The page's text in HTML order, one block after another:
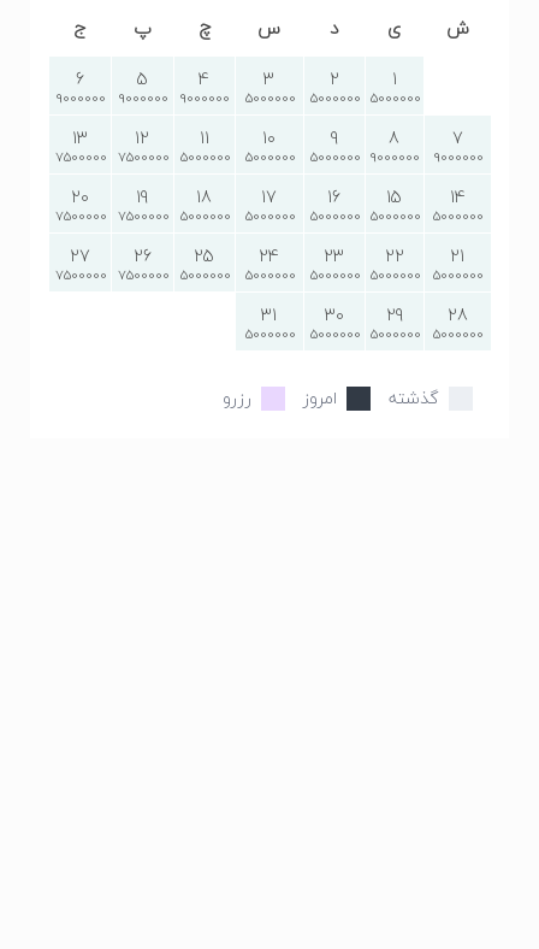
ش
ی د س چ پ ج
1
5000000
2
5000000
3
5000000
4
9000000
5
9000000
6
9000000
7
9000000
8
9000000
9
5000000
10
5000000
11
5000000
12
7500000
13
7500000
14
5000000
15
5000000
16
5000000
17
5000000
18
5000000
19
7500000
20
7500000
21
5000000
22
5000000
23
5000000
24
5000000
25
5000000
26
7500000
27
7500000
28
5000000
29
5000000
30
5000000
31
5000000
گذشته امروز رزرو